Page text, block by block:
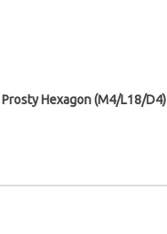
Hexagon (M4/L18/D4)